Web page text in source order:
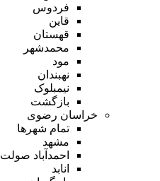
فردوس
قاین
قهستان
محمدشهر
مود
نهبندان
نیمبلوک
بازگشت
خراسان رضوی
تمام شهر‌ها
مشهد
احمدآباد صولت
انابد